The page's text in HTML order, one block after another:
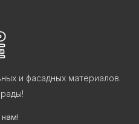
и фасадных материалов.